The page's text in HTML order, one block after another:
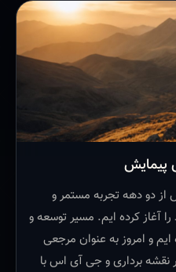
پیمایش
دو دهه تجربه مستمر و
فعالیت خود را آغاز کرده ایم. مسیر توسعه و
و امروز به عنوان مرجعی
نقشه برداری و جی آی اس با